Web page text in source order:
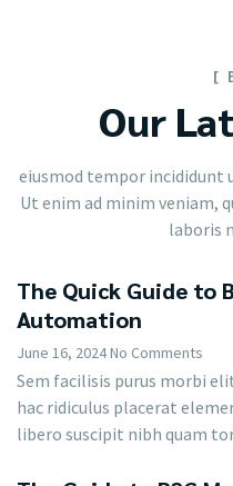
[
Our
eiusmod tempor incididunt
Ut enim ad minim veniam,
laboris
The Quick Guide to
Automation
June 16, 2024No Comments
Sem facilisis purus morbi
hac ridiculus placerat
libero suscipit nibh quam